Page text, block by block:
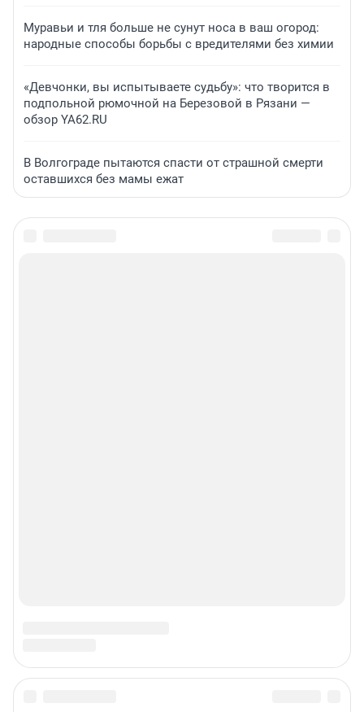
Муравьи и тля больше не сунут носа в ваш огород:
народные способы борьбы с вредителями без химии
«Девчонки, вы испытываете судьбу»: что творится в
подпольной рюмочной на Березовой в Рязани —
обзор YA62.RU
В Волгограде пытаются спасти от страшной смерти
оставшихся без мамы ежат